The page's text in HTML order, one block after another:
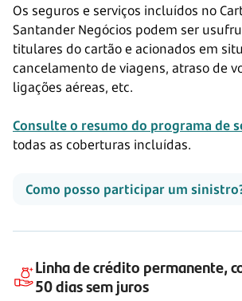
Os seguros e serviços incluídos no
Santander Negócios podem ser
titulares do cartão e acionados em
cancelamento de viagens, atraso de
ligações aéreas, etc.
Consulte o resumo do programa de
todas as coberturas incluídas.
Como posso participar um
Linha de crédito permanente,
50 diassem juros